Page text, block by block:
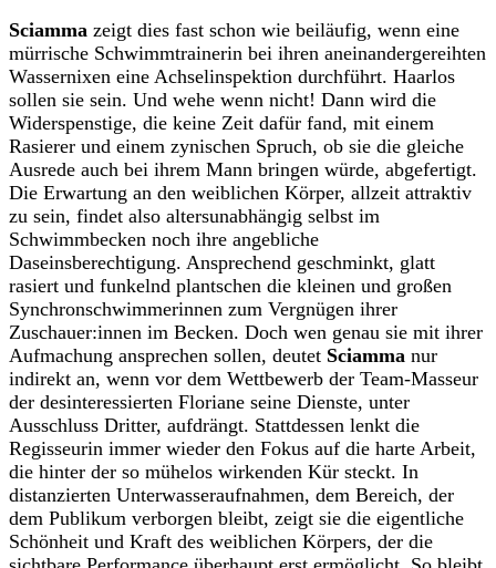
Sciamma zeigt dies fast schon wie beiläufig, wenn eine
mürrische Schwimmtrainerin bei ihren aneinandergereihten
Wassernixen eine Achselinspektion durchführt. Haarlos
sollen sie sein. Und wehe wenn nicht! Dann wird die
Widerspenstige, die keine Zeit dafür fand, mit einem
Rasierer und einem zynischen Spruch, ob sie die gleiche
Ausrede auch bei ihrem Mann bringen würde, abgefertigt.
Die Erwartung an den weiblichen Körper, allzeit attraktiv
zu sein, findet also altersunabhängig selbst im
Schwimmbecken noch ihre angebliche
Daseinsberechtigung. Ansprechend geschminkt, glatt
rasiert und funkelnd plantschen die kleinen und großen
Synchronschwimmerinnen zum Vergnügen ihrer
Zuschauer:innen im Becken. Doch wen genau sie mit ihrer
Aufmachung ansprechen sollen, deutet Sciamma nur
indirekt an, wenn vor dem Wettbewerb der Team-Masseur
der desinteressierten Floriane seine Dienste, unter
Ausschluss Dritter, aufdrängt. Stattdessen lenkt die
Regisseurin immer wieder den Fokus auf die harte Arbeit,
die hinter der so mühelos wirkenden Kür steckt. In
distanzierten Unterwasseraufnahmen, dem Bereich, der
dem Publikum verborgen bleibt, zeigt sie die eigentliche
Schönheit und Kraft des weiblichen Körpers, der die